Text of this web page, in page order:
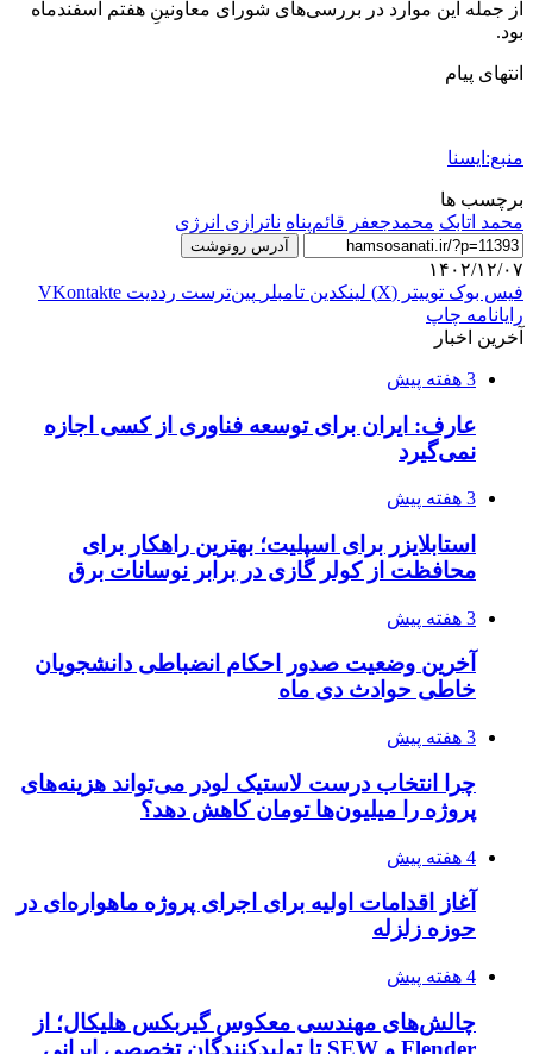
از جمله این موارد در بررسی‌های شورای معاونینِ هفتم اسفندماه
بود.
انتهای پیام
منبع:ایسنا
برچسب ها
محمد اتابک محمدجعفر قائم‌پناه ناترازی انرژی
آدرس رونوشت
۱۴۰۲/۱۲/۰۷
فیس بوک توییتر (X) لینکدین ‫تامبلر ‫پین‌ترست ‫رددیت ‫VKontakte
رایانامه چاپ
آخرین اخبار
3 هفته پیش
عارف: ایران برای توسعه فناوری از کسی اجازه
نمی‌گیرد
3 هفته پیش
استابلایزر برای اسپلیت؛ بهترین راهکار برای
محافظت از کولر گازی در برابر نوسانات برق
3 هفته پیش
آخرین وضعیت صدور احکام انضباطی دانشجویان
خاطی حوادث دی ماه
3 هفته پیش
چرا انتخاب درست لاستیک لودر می‌تواند هزینه‌های
پروژه را میلیون‌ها تومان کاهش دهد؟
4 هفته پیش
آغاز اقدامات اولیه برای اجرای پروژه ماهواره‌ای در
حوزه زلزله
4 هفته پیش
چالش‌های مهندسی معکوس گیربکس هلیکال؛ از
Flender و SEW تا تولیدکنندگان تخصصی ایرانی